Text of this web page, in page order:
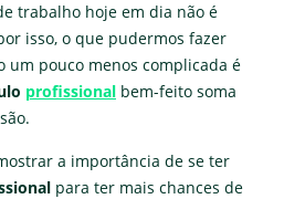
trabalho hoje em dia não é
isso, o que pudermos fazer
um pouco menos complicada é
profissional bem-feito soma
a importância de se ter
para ter mais chances de